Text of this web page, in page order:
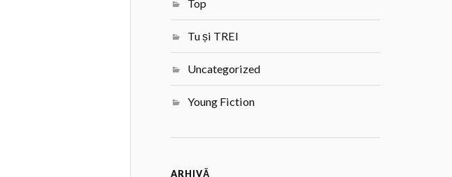
Top
Tu și TREI
Uncategorized
Young Fiction
ARHIVĂ